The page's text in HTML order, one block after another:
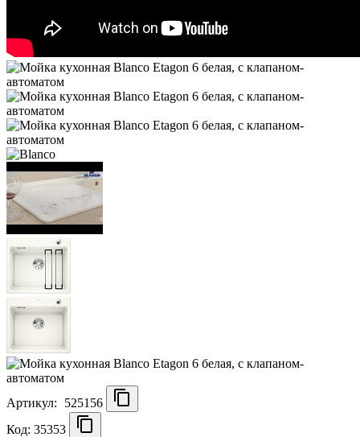
Артикул:
525156
Код: 35353